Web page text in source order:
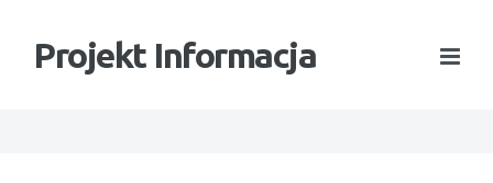
Projekt Informacja